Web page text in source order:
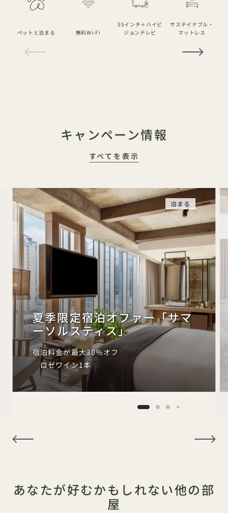
ペットと泊まる 無料Wi-Fi
55インチ＋ハイビ
ジョンテレビ
サステイナブル・
マットレス
キャンペーン情報
すべてを表示
泊まる
夏季限定宿泊オファー「サマ
ーソルスティス」
宿泊料金が最大30％オフ
ロゼワイン1本
あなたが好むかもしれない他の部
屋